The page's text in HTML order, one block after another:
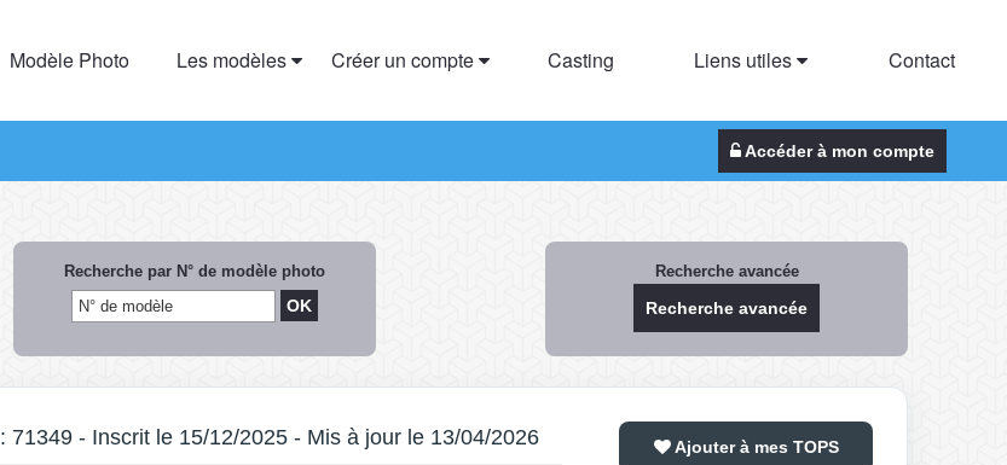
Modèle Photo Les modèles Créer un compte Casting Liens utiles Contact
Accéder à mon compte
Recherche par N° de modèle photo Recherche avancée
Recherche avancée
: 71349 - Inscrit le 15/12/2025 - Mis à jour le 13/04/2026 Ajouter à mes TOPS